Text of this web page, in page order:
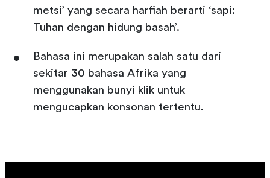
metsi’ yang secara harfiah berarti ‘sapi:
Tuhan dengan hidung basah’.
Bahasa ini merupakan salah satu dari
sekitar 30 bahasa Afrika yang
menggunakan bunyi klik untuk
mengucapkan konsonan tertentu.